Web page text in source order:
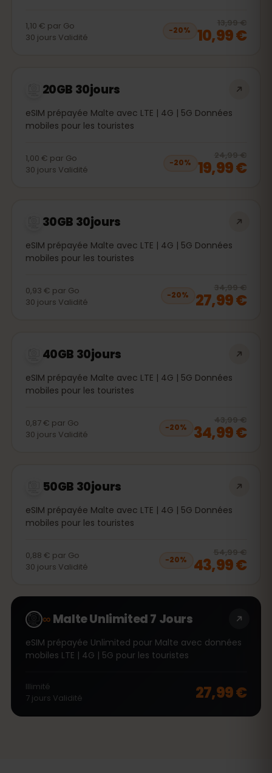
1,10 € par Go
30 jours Validité
−20%
13,99 €
10,99 €
20GB 30jours
eSIM prépayée Malte avec LTE | 4G | 5G Données
mobiles pour les touristes
1,00 € par Go
30 jours Validité
−20%
24,99 €
19,99 €
30GB 30jours
eSIM prépayée Malte avec LTE | 4G | 5G Données
mobiles pour les touristes
0,93 € par Go
30 jours Validité
−20%
34,99 €
27,99 €
40GB 30jours
eSIM prépayée Malte avec LTE | 4G | 5G Données
mobiles pour les touristes
0,87 € par Go
30 jours Validité
−20%
43,99 €
34,99 €
50GB 30jours
eSIM prépayée Malte avec LTE | 4G | 5G Données
mobiles pour les touristes
0,88 € par Go
30 jours Validité
−20%
54,99 €
43,99 €
∞Malte Unlimited 7 Jours
eSIM prépayée Unlimited pour Malte avec données
mobiles LTE | 4G | 5G pour les touristes
Illimité
7 jours Validité 27,99 €